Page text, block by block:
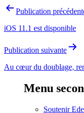
Navigation
l’article
Publication
iOS 11.1 est disponible
Publication suivante
Au cœur du doublage,
Menu
Soutenir